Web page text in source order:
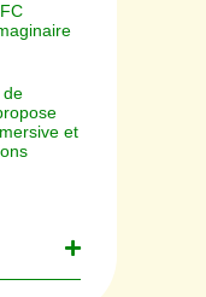
de
et